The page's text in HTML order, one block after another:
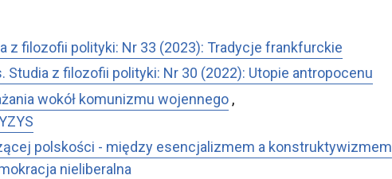
z filozofii polityki: Nr 33 (2023): Tradycje frankfurckie
Studia z filozofii polityki: Nr 30 (2022): Utopie antropocenu
wokół komunizmu wojennego ,
polskości - między esencjalizmem a konstruktywizmem
nieliberalna